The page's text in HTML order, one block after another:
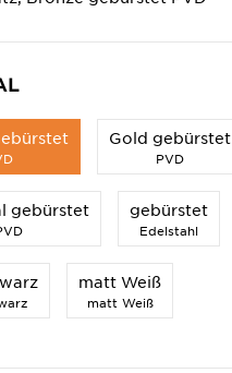
Gold gebürstet
PVD
gebürstet gebürstet
Edelstahl
matt Weiß
matt Weiß